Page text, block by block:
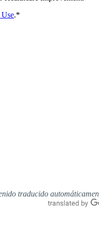
.*
traducido